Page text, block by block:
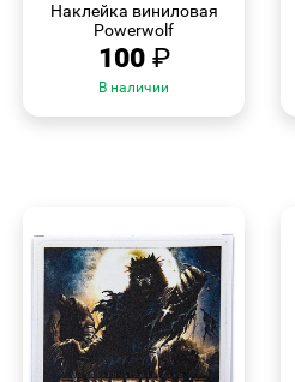
Наклейка виниловая
Powerwolf
100 ₽
В наличии